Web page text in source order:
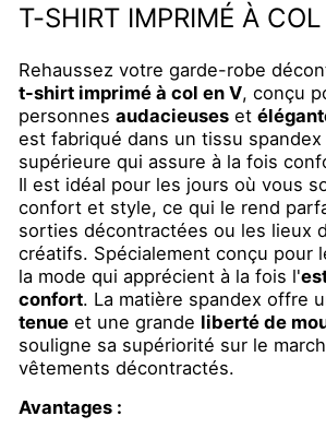
T-SHIRT IMPRIMÉ À
Rehaussez votre garde-robe
t-shirt imprimé à col en V, conçu
personnes audacieuses et
est fabriqué dans un tissu
supérieure qui assure à la fois
Il est idéal pour les jours où vous
confort et style, ce qui le rend
sorties décontractées ou les lieux
créatifs. Spécialement conçu pour
la mode qui apprécient à la fois l'
confort. La matière spandex offre
tenue et une grande liberté de
souligne sa supériorité sur le
vêtements décontractés.
Avantages :